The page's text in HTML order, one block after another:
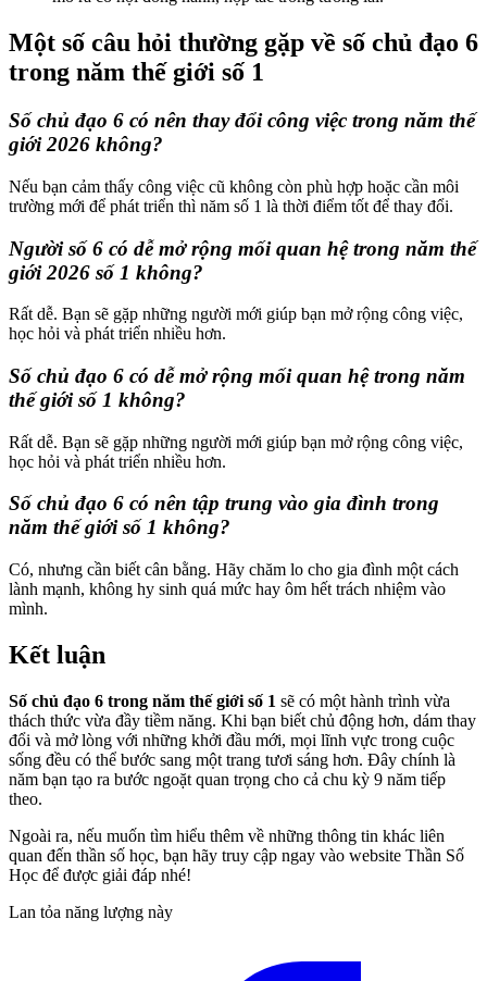
Một số câu hỏi thường gặp về số chủ đạo 6
trong năm thế giới số 1
Số chủ đạo 6 có nên thay đổi công việc trong năm thế
giới 2026 không?
Nếu bạn cảm thấy công việc cũ không còn phù hợp hoặc cần môi
trường mới để phát triển thì năm số 1 là thời điểm tốt để thay đổi.
Người số 6 có dễ mở rộng mối quan hệ trong năm thế
giới 2026 số 1 không?
Rất dễ. Bạn sẽ gặp những người mới giúp bạn mở rộng công việc,
học hỏi và phát triển nhiều hơn.
Số chủ đạo 6 có dễ mở rộng mối quan hệ trong năm
thế giới số 1 không?
Rất dễ. Bạn sẽ gặp những người mới giúp bạn mở rộng công việc,
học hỏi và phát triển nhiều hơn.
Số chủ đạo 6 có nên tập trung vào gia đình trong
năm thế giới số 1 không?
Có, nhưng cần biết cân bằng. Hãy chăm lo cho gia đình một cách
lành mạnh, không hy sinh quá mức hay ôm hết trách nhiệm vào
mình.
Kết luận
Số chủ đạo 6 trong năm thế giới số 1 sẽ có một hành trình vừa
thách thức vừa đầy tiềm năng. Khi bạn biết chủ động hơn, dám thay
đổi và mở lòng với những khởi đầu mới, mọi lĩnh vực trong cuộc
sống đều có thể bước sang một trang tươi sáng hơn. Đây chính là
năm bạn tạo ra bước ngoặt quan trọng cho cả chu kỳ 9 năm tiếp
theo.
Ngoài ra, nếu muốn tìm hiểu thêm về những thông tin khác liên
quan đến thần số học, bạn hãy truy cập ngay vào website Thần Số
Học để được giải đáp nhé!
Lan tỏa năng lượng này